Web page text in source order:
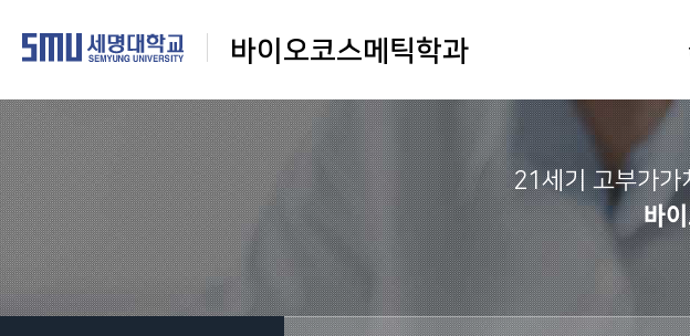
바이오코스메틱학과
21세기 고부가가
바